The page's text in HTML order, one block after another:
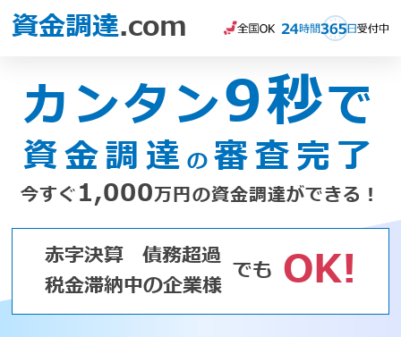
資金調達.com
カンタン9秒で
資金調達 の審査完了
今すぐ1,000万円の資金調達ができる！
赤字決算
債務超過
税金滞納中の企業様 でも OK!